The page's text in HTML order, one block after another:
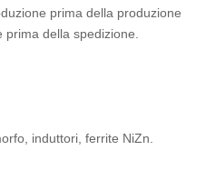
prima della produzione
della spedizione.
induttori, ferrite NiZn.